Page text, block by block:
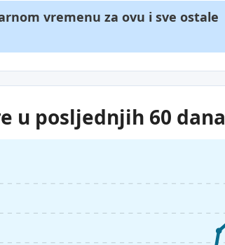
vremenu za ovu i sve ostale
u posljednjih 60 dana